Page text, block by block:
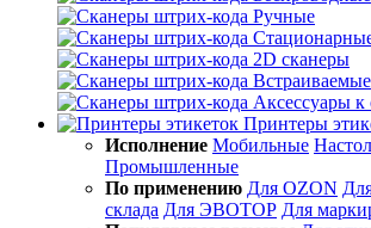
Ручные
2D сканеры
Встраиваемые
Аксессуары к
Принтеры
Исполнение Мобильные
Промышленные
По применению Для OZON
склада Для ЭВОТОР Для